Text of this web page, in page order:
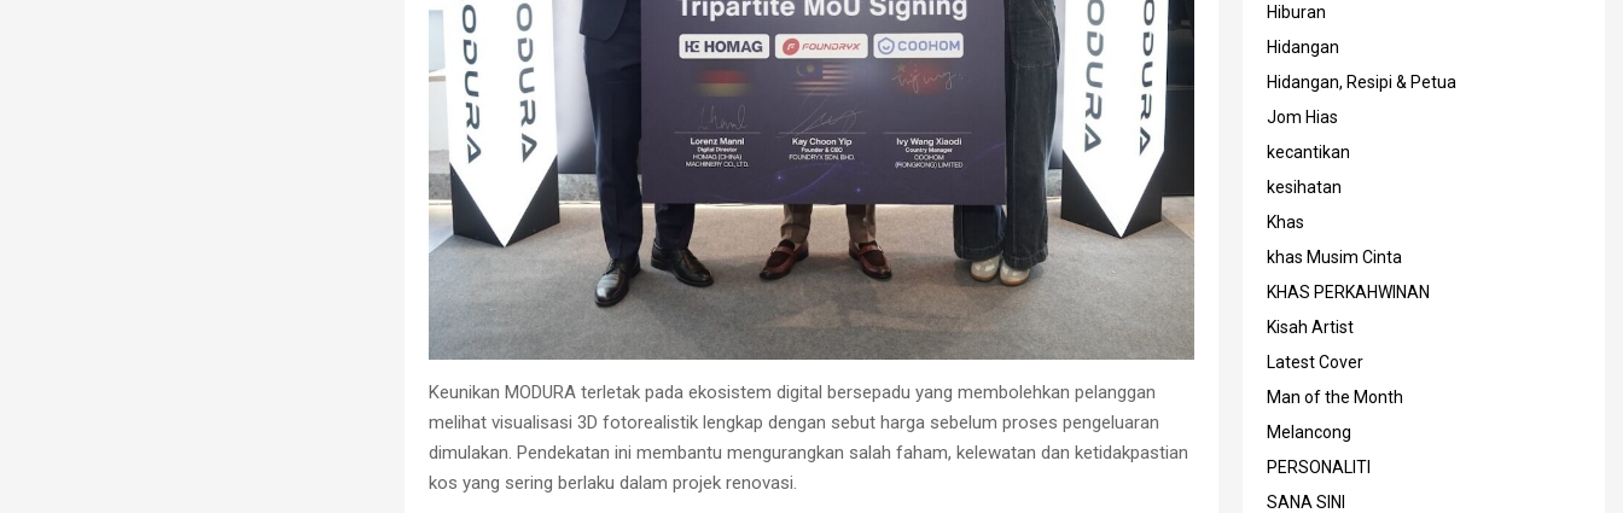
Keunikan MODURA terletak pada ekosistem digital bersepadu yang membolehkan pelanggan
melihat visualisasi 3D fotorealistik lengkap dengan sebut harga sebelum proses pengeluaran
dimulakan. Pendekatan ini membantu mengurangkan salah faham, kelewatan dan ketidakpastian
kos yang sering berlaku dalam projek renovasi.
Hiburan
Hidangan
Hidangan, Resipi & Petua
Jom Hias
kecantikan
kesihatan
Khas
khas Musim Cinta
KHAS PERKAHWINAN
Kisah Artist
Latest Cover
Man of the Month
Melancong
PERSONALITI
SANA SINI